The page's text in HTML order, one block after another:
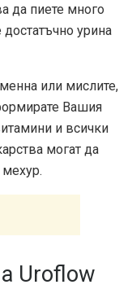
да пиете много
достатъчно урина
или мислите,
Вашия
и всички
могат да
Uroflow